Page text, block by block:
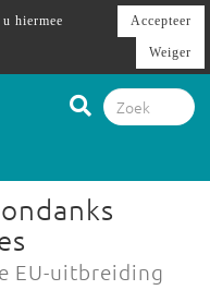
EU-uitbreiding
hiermee
Accepteer
Weiger